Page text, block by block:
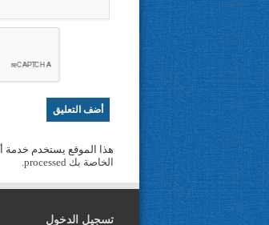
هذا الموقع يستخدم خدمة
الخاصة بك processed
.
تسجيل الدخول